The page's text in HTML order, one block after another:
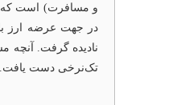
و مسافرت) است که
در جهت عرضه ارز
نادیده گرفت. آنچه
تک‌نرخی دست یافت.